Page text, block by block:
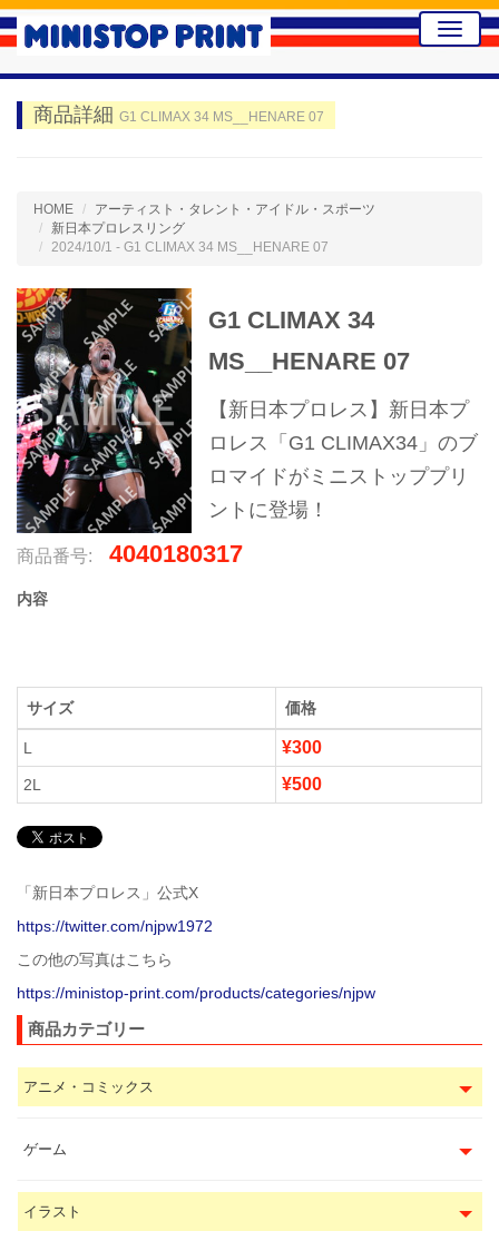
Toggle
商品詳細 G1 CLIMAX 34 MS__HENARE 07
HOME
アーティスト・タレント・アイドル・スポーツ
新日本プロレスリング
2024/10/1 - G1 CLIMAX 34 MS__HENARE 07
G1 CLIMAX 34
MS__HENARE 07
【新日本プロレス】新日本プ
ロレス「G1 CLIMAX34」のブ
ロマイドがミニストッププリ
ントに登場！
商品番号: 4040180317
内容
サイズ 価格
L ¥300
2L ¥500
「新日本プロレス」公式X
https://twitter.com/njpw1972
この他の写真はこちら
https://ministop-print.com/products/categories/njpw
商品カテゴリー
アニメ・コミックス
ゲーム
イラスト